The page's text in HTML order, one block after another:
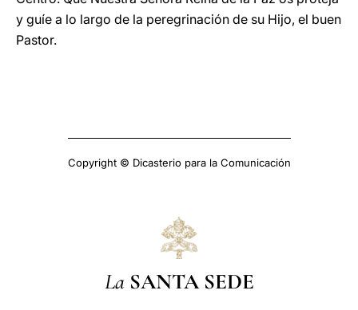
y guíe a lo largo de la peregrinación de su Hijo, el buen
Pastor.
Copyright © Dicasterio para la Comunicación
La SANTA SEDE